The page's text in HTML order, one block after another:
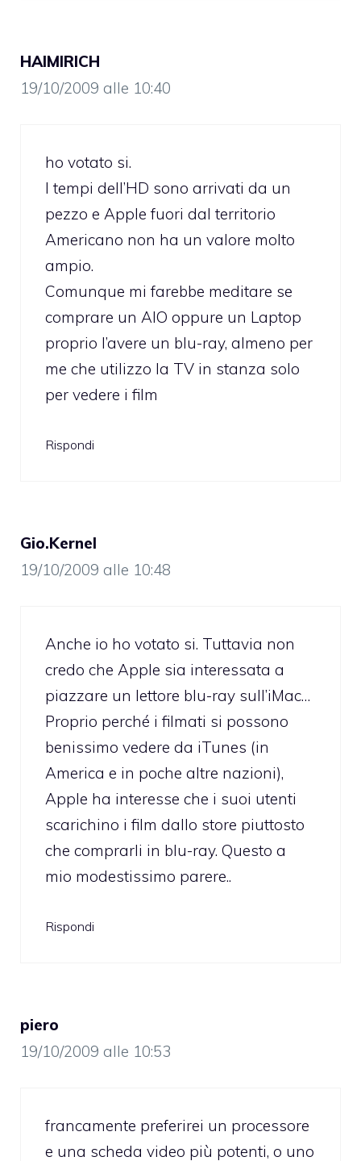
HAIMIRICH
19/10/2009 alle 10:40
ho votato si.
I tempi dell’HD sono arrivati da un
pezzo e Apple fuori dal territorio
Americano non ha un valore molto
ampio.
Comunque mi farebbe meditare se
comprare un AIO oppure un Laptop
proprio l’avere un blu-ray, almeno per
me che utilizzo la TV in stanza solo
per vedere i film
Rispondi
Gio.Kernel
19/10/2009 alle 10:48
Anche io ho votato si. Tuttavia non
credo che Apple sia interessata a
piazzare un lettore blu-ray sull’iMac…
Proprio perché i filmati si possono
benissimo vedere da iTunes (in
America e in poche altre nazioni),
Apple ha interesse che i suoi utenti
scarichino i film dallo store piuttosto
che comprarli in blu-ray. Questo a
mio modestissimo parere..
Rispondi
piero
19/10/2009 alle 10:53
francamente preferirei un processore
e una scheda video più potenti, o uno